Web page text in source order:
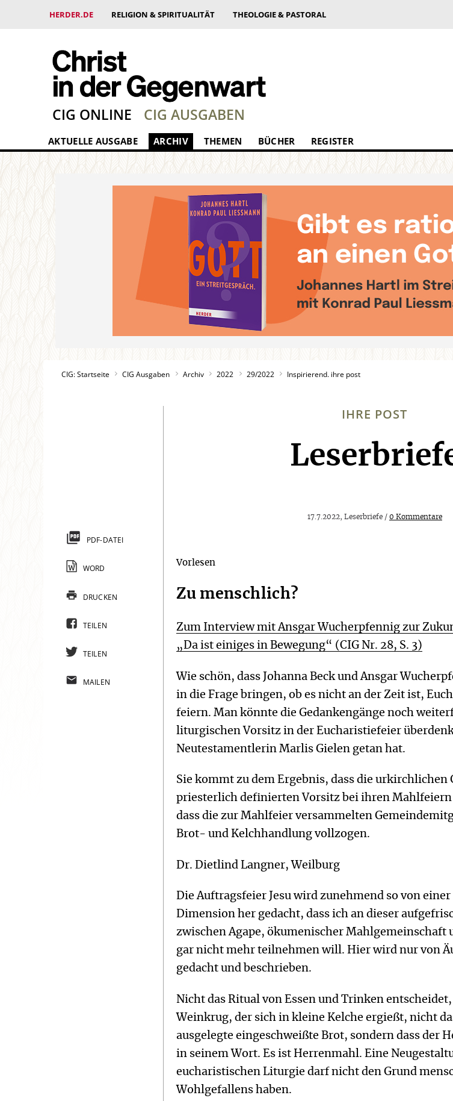
HERDER.DE RELIGION & SPIRITUALITÄT THEOLOGIE & PASTORAL
CIG ONLINE CIG AUSGABEN
AKTUELLE AUSGABE ARCHIV THEMEN BÜCHER REGISTER
CIG: Startseite CIG Ausgaben Archiv 2022 29/2022 Inspirierend. ihre post
IHRE POST
:
17.7.2022, Leserbriefe / 0 Kommentare
Vorlesen
Zu menschlich?
Zum Interview mit Ansgar Wucherpfennig zur
„Da ist einiges in Bewegung“ (CIG Nr. 28, S. 3)
Wie schön, dass Johanna Beck und Ansgar
in die Frage bringen, ob es nicht an der Zeit ist,
feiern. Man könnte die Gedankengänge noch
liturgischen Vorsitz in der Eucharistiefeier
Neutestamentlerin Marlis Gielen getan hat.
Sie kommt zu dem Ergebnis, dass die urkirchlichen
priesterlich definierten Vorsitz bei ihren
dass die zur Mahlfeier versammelten
Brot- und Kelchhandlung vollzogen.
Dr. Dietlind Langner, Weilburg
Die Auftragsfeier Jesu wird zunehmend so von
Dimension her gedacht, dass ich an dieser
zwischen Agape, ökumenischer Mahlgemeinschaft
gar nicht mehr teilnehmen will. Hier wird nur von
gedacht und beschrieben.
Nicht das Ritual von Essen und Trinken
Weinkrug, der sich in kleine Kelche ergießt, nicht
ausgelegte eingeschweißte Brot, sondern dass der
in seinem Wort. Es ist Herrenmahl. Eine
eucharistischen Liturgie darf nicht den Grund
Wohlgefallens haben.
PDF-DATEI
WORD
DRUCKEN
TEILEN
TEILEN
MAILEN